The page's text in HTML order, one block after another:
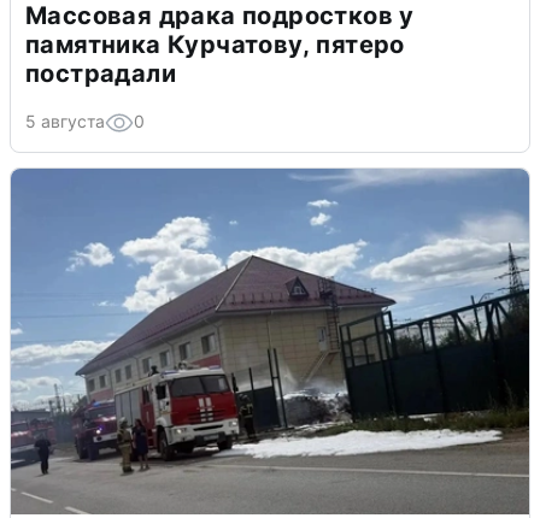
Массовая драка подростков у
памятника Курчатову, пятеро
пострадали
5 августа 0